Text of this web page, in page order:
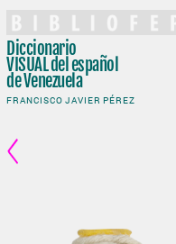
Diccionario
VISUALdel español
de Venezuela
FRANCISCO JAVIER PÉREZ